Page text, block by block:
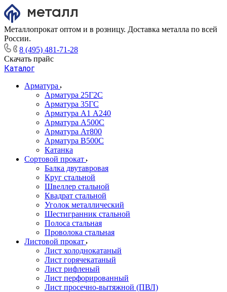
Металлопрокат оптом и в розницу. Доставка металла по всей
России.
8 (495) 481-71-28
Скачать прайс
Каталог
Арматура
Арматура 25Г2С
Арматура 35ГС
Арматура А1 А240
Арматура А500С
Арматура Ат800
Арматура В500С
Катанка
Сортовой прокат
Балка двутавровая
Круг стальной
Швеллер стальной
Квадрат стальной
Уголок металлический
Шестигранник стальной
Полоса стальная
Проволока стальная
Листовой прокат
Лист холоднокатаный
Лист горячекатаный
Лист рифленый
Лист перфорированный
Лист просечно-вытяжной (ПВЛ)